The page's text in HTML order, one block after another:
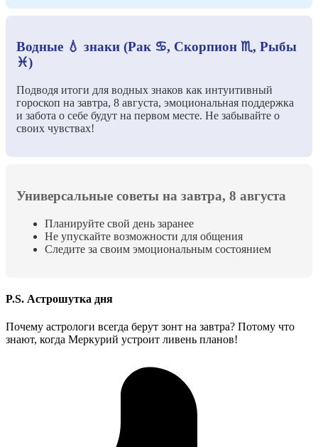
Водные 💧 знаки (Рак ♋, Скорпион ♏, Рыбы
♓)
Подводя итоги для водных знаков как интуитивный
гороскоп на завтра, 8 августа, эмоциональная поддержка
и забота о себе будут на первом месте. Не забывайте о
своих чувствах!
Универсальные советы на завтра, 8 августа
Планируйте свой день заранее
Не упускайте возможности для общения
Следите за своим эмоциональным состоянием
P.S. Астрошутка дня
Почему астрологи всегда берут зонт на завтра? Потому что
знают, когда Меркурий устроит ливень планов!